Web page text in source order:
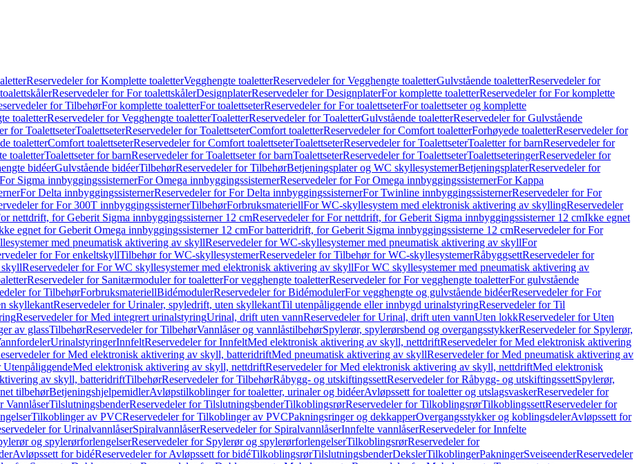
Reservedeler for Komplette toaletterVegghengte toaletterReservedeler for Vegghengte toaletterGulvstående toaletterReservedeler for
Reservedeler for For toalettskålerDesignplaterReservedeler for DesignplaterFor komplette toaletterReservedeler for For komplette
for TilbehørFor komplette toaletterFor toalettseterReservedeler for For toalettseterFor toalettseter og komplette
toaletterReservedeler for Vegghengte toaletterToaletterReservedeler for ToaletterGulvstående toaletterReservedeler for Gulvstående
for ToalettseterToalettseterReservedeler for ToalettseterComfort toaletterReservedeler for Comfort toaletterForhøyede toaletterReservedeler for
toaletterComfort toalettseterReservedeler for Comfort toalettseterToalettseterReservedeler for ToalettseterToaletter for barnReservedeler for
toaletterToalettseter for barnReservedeler for Toalettseter for barnToalettseterReservedeler for ToalettseterToalettseteringerReservedeler for
bidéerGulvstående bidéerTilbehørReservedeler for TilbehørBetjeningsplater og WC skyllesystemerBetjeningsplaterReservedeler for
Sigma innbyggingssisternerFor Omega innbyggingssisternerReservedeler for For Omega innbyggingssisternerFor Kappa
For Delta innbyggingssisternerReservedeler for For Delta innbyggingssisternerFor Twinline innbyggingssisternerReservedeler for For
for For 300T innbyggingssisternerTilbehørForbruksmateriellFor WC-skyllesystem med elektronisk aktivering av skyllingReservedeler
nettdrift, for Geberit Sigma innbyggingssisterner 12 cmReservedeler for For nettdrift, for Geberit Sigma innbyggingssisterner 12 cmIkke egnet
egnet for Geberit Omega innbyggingssisterner 12 cmFor batteridrift, for Geberit Sigma innbyggingssisterne 12 cmReservedeler for For
med pneumatisk aktivering av skyllReservedeler for WC-skyllesystemer med pneumatisk aktivering av skyllFor
for For enkeltskyllTilbehør for WC-skyllesystemerReservedeler for Tilbehør for WC-skyllesystemerRåbyggsettReservedeler for
Reservedeler for For WC skyllesystemer med elektronisk aktivering av skyllFor WC skyllesystemer med pneumatisk aktivering av
Reservedeler for Sanitærmoduler for toaletterFor vegghengte toaletterReservedeler for For vegghengte toaletterFor gulvstående
for TilbehørForbruksmateriellBidémodulerReservedeler for BidémodulerFor vegghengte og gulvstående bidéerReservedeler for For
skyllekantReservedeler for Urinaler, spyledrift, uten skyllekantTil utenpåliggende eller innbygd urinalstyringReservedeler for Til
Reservedeler for Med integrert urinalstyringUrinal, drift uten vannReservedeler for Urinal, drift uten vannUten lokkReservedeler for Uten
av glassTilbehørReservedeler for TilbehørVannlåser og vannlåstilbehørSpylerør, spylerørsbend og overgangsstykkerReservedeler for Spylerør,
UrinalstyringerInnfeltReservedeler for InnfeltMed elektronisk aktivering av skyll, nettdriftReservedeler for Med elektronisk aktivering
for Med elektronisk aktivering av skyll, batteridriftMed pneumatisk aktivering av skyllReservedeler for Med pneumatisk aktivering av
UtenpåliggendeMed elektronisk aktivering av skyll, nettdriftReservedeler for Med elektronisk aktivering av skyll, nettdriftMed elektronisk
av skyll, batteridriftTilbehørReservedeler for TilbehørRåbygg- og utskiftingssettReservedeler for Råbygg- og utskiftingssettSpylerør,
tilbehørBetjeningshjelpemidlerAvløpstilkoblinger for toaletter, urinaler og bidéerAvløpssett for toaletter og utslagsvaskerReservedeler for
VannlåserTilslutningsbenderReservedeler for TilslutningsbenderTilkoblingsrørReservedeler for TilkoblingsrørTilkoblingssettReservedeler for
Tilkoblinger av PVCReservedeler for Tilkoblinger av PVCPakningsringer og dekkapperOvergangsstykker og koblingsdelerAvløpssett for
for UrinalvannlåserSpiralvannlåserReservedeler for SpiralvannlåserInnfelte vannlåserReservedeler for Innfelte
og spylerørforlengelserReservedeler for Spylerør og spylerørforlengelserTilkoblingsrørReservedeler for
Avløpssett for bidéReservedeler for Avløpssett for bidéTilkoblingsrørTilslutningsbenderDekslerTilkoblingerPakningerSveiseenderReservedeler